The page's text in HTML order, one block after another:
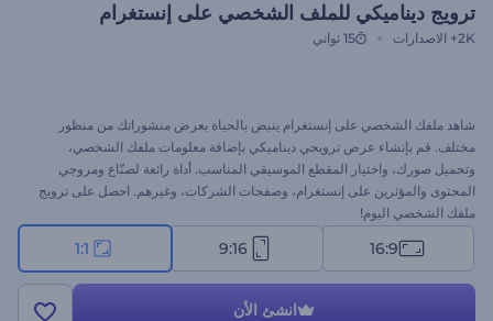
ترويج ديناميكي للملف الشخصي على إنستغرام
2K+ الاصدارات 15 ثواني
شاهد ملفك الشخصي على إنستغرام ينبض بالحياة بعرض منشوراتك من منظور
مختلف. قم بإنشاء عرض ترويجي ديناميكي بإضافة معلومات ملفك الشخصي،
وتحميل صورك، واختيار المقطع الموسيقي المناسب. أداة رائعة لصنّاع ومروجي
المحتوى والمؤثرين على إنستغرام، وصفحات الشركات، وغيرهم. احصل على ترويج
ملفك الشخصي اليوم!
16:9
9:16
1:1
انشئ الأن